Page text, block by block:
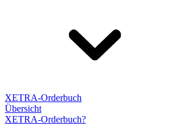
XETRA-Orderbuch
Übersicht
XETRA-Orderbuch?